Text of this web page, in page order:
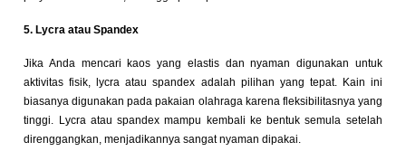
5. Lycra atau Spandex
Jika Anda mencari kaos yang elastis dan nyaman digunakan untuk
aktivitas fisik, lycra atau spandex adalah pilihan yang tepat. Kain ini
biasanya digunakan pada pakaian olahraga karena fleksibilitasnya yang
tinggi. Lycra atau spandex mampu kembali ke bentuk semula setelah
direnggangkan, menjadikannya sangat nyaman dipakai.